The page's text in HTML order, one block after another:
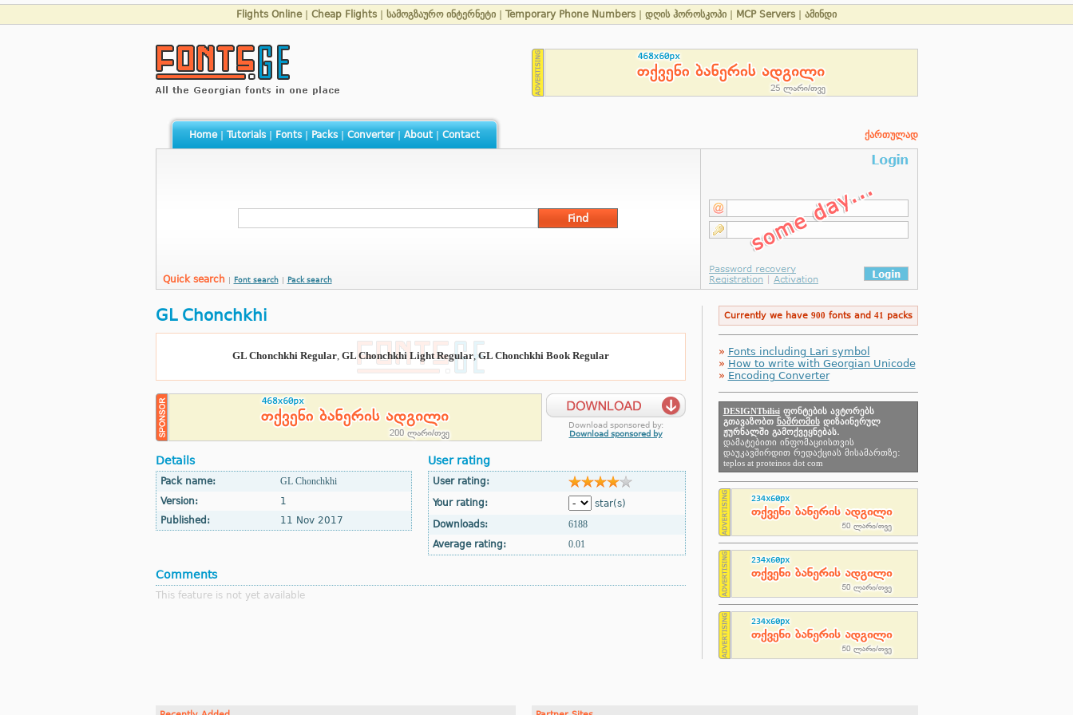
Flights Online| Cheap Flights სამოგზაურო ინტერნეტი Temporary Phone Numbers დღის ჰოროსკოპი MCP Servers ამინდი
Home| Tutorials| Fonts| Packs| Converter| About| Contact ქართულად
Quick search Font search Pack search
GL Chonchkhi
GL Chonchkhi Regular, GL Chonchkhi Light Regular,GL Chonchkhi Book Regular
Download sponsored by:
Download sponsored by
Details
Pack name:
GL Chonchkhi
Version:
1
Published:
11 Nov 2017
User rating
User rating:
Your rating:
star(s)
Downloads:
6188
Average rating:
0.01
Comments
This feature is not yet available
Currently we have 900 fonts and 41 packs
» Fonts including Lari symbol
» How to write with Georgian Unicode
» Encoding Converter
DESIGNTbilisiფონტების ავტორებს
გთავაზობთ ნაშრომისდიზაინერულ
ჟურნალში გამოქვეყნებას.
დამატებითი ინფომაციისთვის
დაუკავშირდით რედაქციას მისამართზე:
teplos at proteinos dot com